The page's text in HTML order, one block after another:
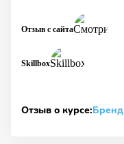
Skillbox
Отзыв с сайта
Отзыв о курсе: